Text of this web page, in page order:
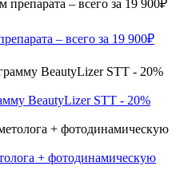
– всего за 19 900₽
BeautyLizer STT - 20%
+ фотодинамическую